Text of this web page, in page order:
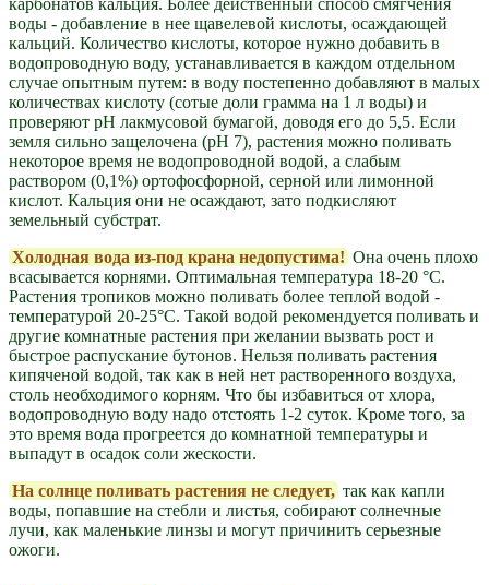
карбонатов кальция. Более действенный способ смягчения
воды - добавление в нее щавелевой кислоты, осаждающей
кальций. Количество кислоты, которое нужно добавить в
водопроводную воду, устанавливается в каждом отдельном
случае опытным путем: в воду постепенно добавляют в малых
количествах кислоту (сотые доли грамма на 1 л воды) и
проверяют рН лакмусовой бумагой, доводя его до 5,5. Если
земля сильно защелочена (рН 7), растения можно поливать
некоторое время не водопроводной водой, а слабым
раствором (0,1%) ортофосфорной, серной или лимонной
кислот. Кальция они не осаждают, зато подкисляют
земельный субстрат.
Холодная вода из-под крана недопустима! Она очень плохо
всасывается корнями. Оптимальная температура 18-20 °С.
Растения тропиков можно поливать более теплой водой -
температурой 20-25°С. Такой водой рекомендуется поливать и
другие комнатные растения при желании вызвать рост и
быстрое распускание бутонов. Нельзя поливать растения
кипяченой водой, так как в ней нет растворенного воздуха,
столь необходимого корням. Что бы избавиться от хлора,
водопроводную воду надо отстоять 1-2 суток. Кроме того, за
это время вода прогреется до комнатной температуры и
выпадут в осадок соли жескости.
На солнце поливать растения не следует, так как капли
воды, попавшие на стебли и листья, собирают солнечные
лучи, как маленькие линзы и могут причинить серьезные
ожоги.